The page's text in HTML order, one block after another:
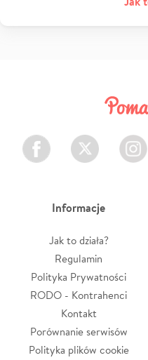
Facebook Twitter
Informacje
Jak to działa?
Regulamin
Polityka Prywatności
RODO - Kontrahenci
Kontakt
Porównanie serwisów
Polityka plików cookie